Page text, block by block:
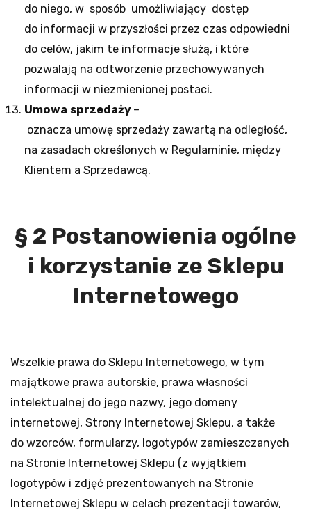
do niego, w sposób umożliwiający dostęp
do informacji w przyszłości przez czas odpowiedni
do celów, jakim te informacje służą, i które
pozwalają na odtworzenie przechowywanych
informacji w niezmienionej postaci.
Umowa sprzedaży –
oznacza umowę sprzedaży zawartą na odległość,
na zasadach określonych w Regulaminie, między
Klientem a Sprzedawcą.
§ 2 Postanowienia ogólne
i korzystanie ze Sklepu
Internetowego
Wszelkie prawa do Sklepu Internetowego, w tym
majątkowe prawa autorskie, prawa własności
intelektualnej do jego nazwy, jego domeny
internetowej, Strony Internetowej Sklepu, a także
do wzorców, formularzy, logotypów zamieszczanych
na Stronie Internetowej Sklepu (z wyjątkiem
logotypów i zdjęć prezentowanych na Stronie
Internetowej Sklepu w celach prezentacji towarów,